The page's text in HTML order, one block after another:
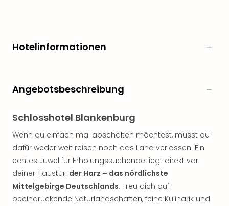
Hotelinformationen
Angebotsbeschreibung
Schlosshotel Blankenburg
Wenn du einfach mal abschalten möchtest, musst du
dafür weder weit reisen noch das Land verlassen. Ein
echtes Juwel für Erholungssuchende liegt direkt vor
deiner Haustür: der Harz – das nördlichste
Mittelgebirge Deutschlands. Freu dich auf
beeindruckende Naturlandschaften, feine Kulinarik und